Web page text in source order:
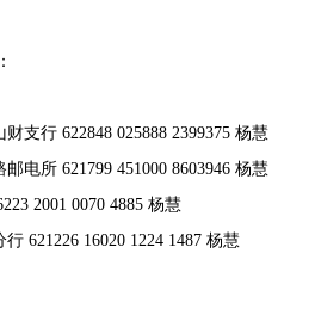
支行 622848 025888 2399375 杨慧
电所 621799 451000 8603946 杨慧
2001 0070 4885 杨慧
621226 16020 1224 1487 杨慧